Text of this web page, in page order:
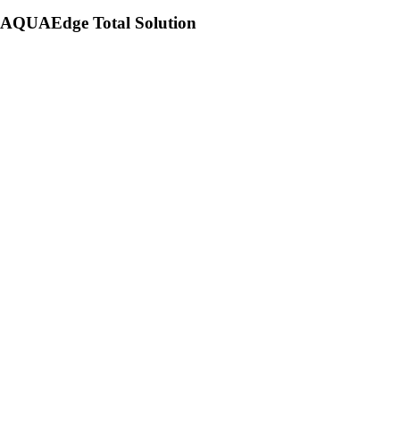
AQUAEdge Total Solution